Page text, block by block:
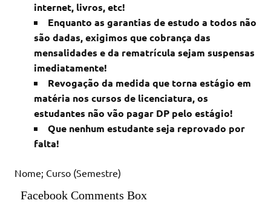
internet, livros, etc!
Enquanto as garantias de estudo a todos não
são dadas, exigimos que cobrança das
mensalidades e da rematrícula sejam suspensas
imediatamente!
Revogação da medida que torna estágio em
matéria nos cursos de licenciatura, os
estudantes não vão pagar DP pelo estágio!
Que nenhum estudante seja reprovado por
falta!
Nome; Curso (Semestre)
Facebook Comments Box